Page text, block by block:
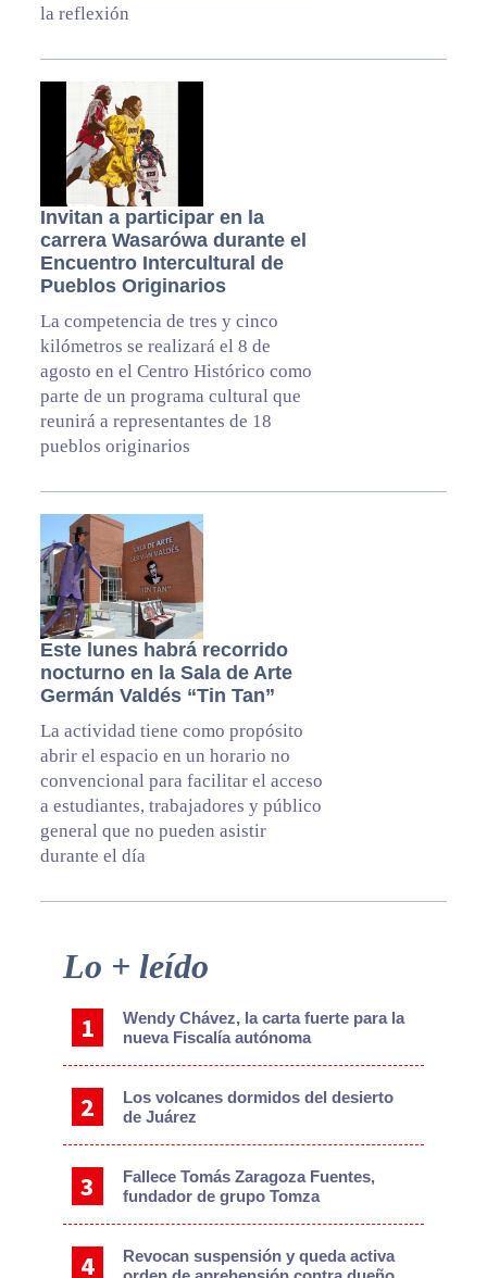
la reflexión
Invitan a participar en la
carrera Wasarówa durante el
Encuentro Intercultural de
Pueblos Originarios
La competencia de tres y cinco
kilómetros se realizará el 8 de
agosto en el Centro Histórico como
parte de un programa cultural que
reunirá a representantes de 18
pueblos originarios
Este lunes habrá recorrido
nocturno en la Sala de Arte
Germán Valdés “Tin Tan”
La actividad tiene como propósito
abrir el espacio en un horario no
convencional para facilitar el acceso
a estudiantes, trabajadores y público
general que no pueden asistir
durante el día
Primary
Sidebar
Lo + leído
Wendy Chávez, la carta fuerte para la
nueva Fiscalía autónoma
Los volcanes dormidos del desierto
de Juárez
Fallece Tomás Zaragoza Fuentes,
fundador de grupo Tomza
Revocan suspensión y queda activa